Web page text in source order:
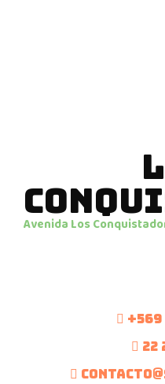
Avenida Los
+569
22